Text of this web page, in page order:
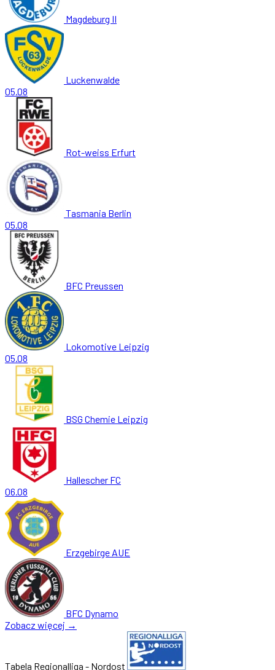
Magdeburg II
Luckenwalde
05.08
Rot-weiss Erfurt
Tasmania Berlin
05.08
BFC Preussen
Lokomotive Leipzig
05.08
BSG Chemie Leipzig
Hallescher FC
06.08
Erzgebirge AUE
BFC Dynamo
Zobacz więcej →
Tabela Regionalliga - Nordost